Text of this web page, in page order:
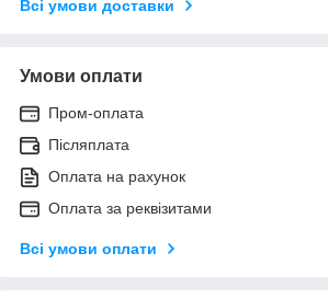
Всі умови доставки
Умови оплати
Пром-оплата
Післяплата
Оплата на рахунок
Оплата за реквізитами
Всі умови оплати